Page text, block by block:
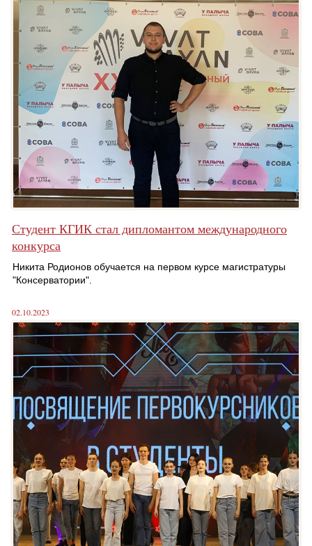
Студент КГИК стал дипломантом международного
конкурса
Никита Родионов обучается на первом курсе магистратуры
"Консерватории".
02.10.2023